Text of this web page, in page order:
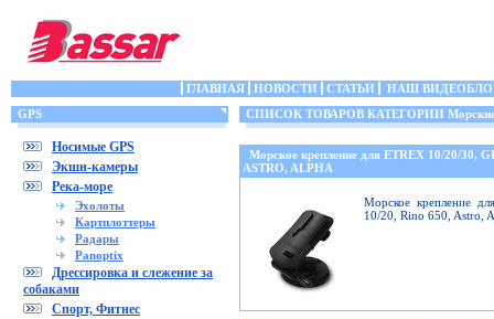
ГЛАВНАЯ НОВОСТИ СТАТЬИ
НАШ
GPS
Носимые GPS
Экшн-камеры
Река-море
Эхолоты
Картплоттеры
Радары
Panoptix
Дрессировка и слежение за
собаками
Спорт, Фитнес
СПИСОК ТОВАРОВ КАТЕГОРИИ Морские
Морское крепление для ETREX 10/20/30,
ASTRO, ALPHA
Морское крепление
10/20, Rino 650, Astro,